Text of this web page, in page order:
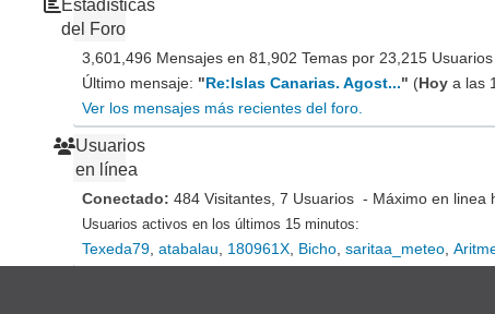
Estadísticas
del Foro
3,601,496 Mensajes en 81,902 Temas por 23,215
Último mensaje: "Re:Islas Canarias. Agost..." (Hoy a las
Ver los mensajes más recientes del foro.
Usuarios
en línea
Conectado:484 Visitantes, 7 Usuarios - Máximo en linea
Usuarios activos en los últimos 15 minutos:
Texeda79 ,atabalau 180961X Bicho ,saritaa_meteo ,